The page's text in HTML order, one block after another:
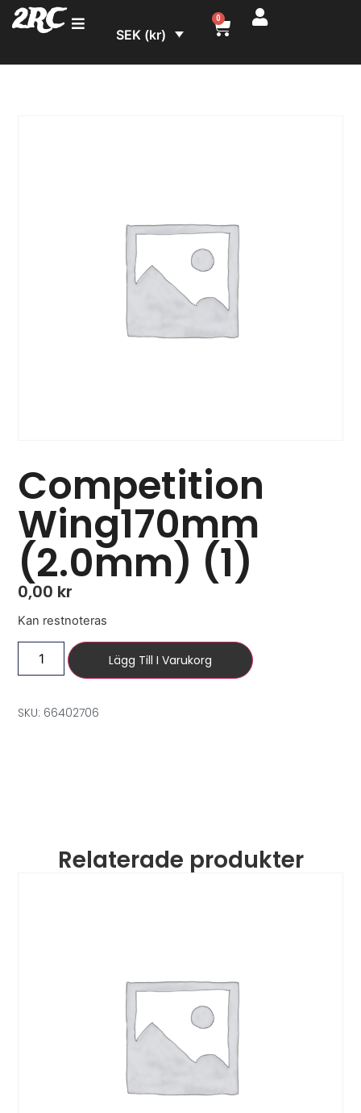
2RC SEK (kr)
0
Competition
Wing170mm
(2.0mm) (1)
0,00 kr
Kan restnoteras
Lägg Till I Varukorg
SKU: 66402706
Relaterade produkter